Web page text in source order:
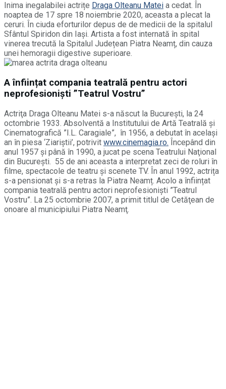
Inima inegalabilei actrițe Draga Olteanu Matei a cedat. În
noaptea de 17 spre 18 noiembrie 2020, aceasta a plecat la
ceruri. În ciuda eforturilor depus de de medicii de la spitalul
Sfântul Spiridon din Iași. Artista a fost internată în spital
vinerea trecută la Spitalul Județean Piatra Neamț, din cauza
unei hemoragii digestive superioare.
A înființat compania teatrală pentru actori
neprofesionişti ”Teatrul Vostru”
Actriţa Draga Olteanu Matei s-a născut la Bucureşti, la 24
octombrie 1933. Absolventă a Institutului de Artă Teatrală şi
Cinematografică ”I.L. Caragiale”, în 1956, a debutat în același
an în piesa ‘Ziariştii’, potrivit www.cinemagia.ro. Începând din
anul 1957 și până în 1990, a jucat pe scena Teatrului Naţional
din Bucureşti. 55 de ani aceasta a interpretat zeci de roluri în
filme, spectacole de teatru şi scenete TV. În anul 1992, actrița
s-a pensionat și s-a retras la Piatra Neamț. Acolo a înființat
compania teatrală pentru actori neprofesionişti ”Teatrul
Vostru”. La 25 octombrie 2007, a primit titlul de Cetăţean de
onoare al municipiului Piatra Neamţ.